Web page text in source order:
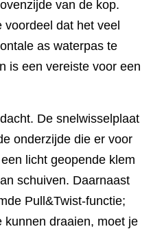
van de kop.
voordeel dat het veel
as waterpas te
is een vereiste voor een
De snelwisselplaat
onderzijde die er voor
licht geopende klem
schuiven. Daarnaast
Pull&Twist-functie;
kunnen draaien, moet je